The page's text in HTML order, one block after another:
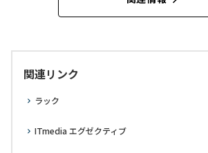
関連リンク
ラック
ITmedia エグゼクティブ